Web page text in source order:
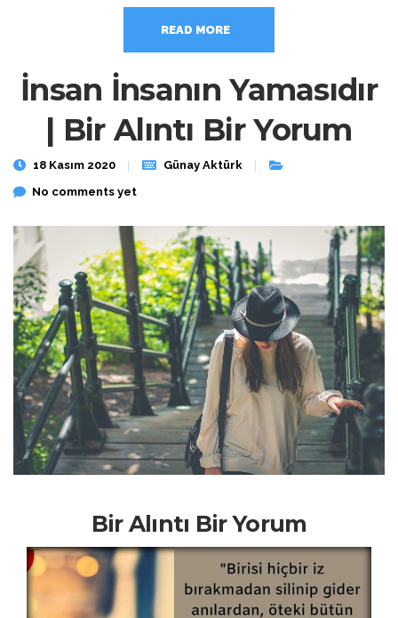
READ MORE
İnsan İnsanın Yamasıdır
| Bir Alıntı Bir Yorum
18 Kasım 2020
Günay Aktürk
No comments yet
Bir Alıntı Bir Yorum